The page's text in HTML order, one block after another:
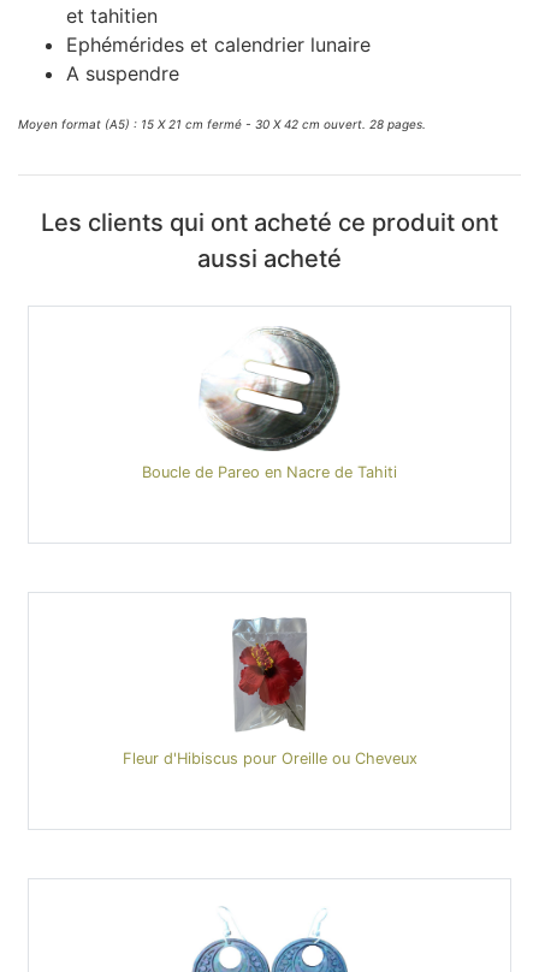
et tahitien
Ephémérides et calendrier lunaire
A suspendre
Moyen format (A5) : 15 X 21 cm fermé - 30 X 42 cm ouvert. 28 pages.
Les clients qui ont acheté ce produit ont
aussi acheté
Boucle de Pareo en Nacre de Tahiti
Fleur d'Hibiscus pour Oreille ou Cheveux